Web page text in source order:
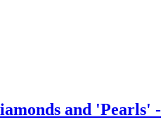
and 'Pearls' -